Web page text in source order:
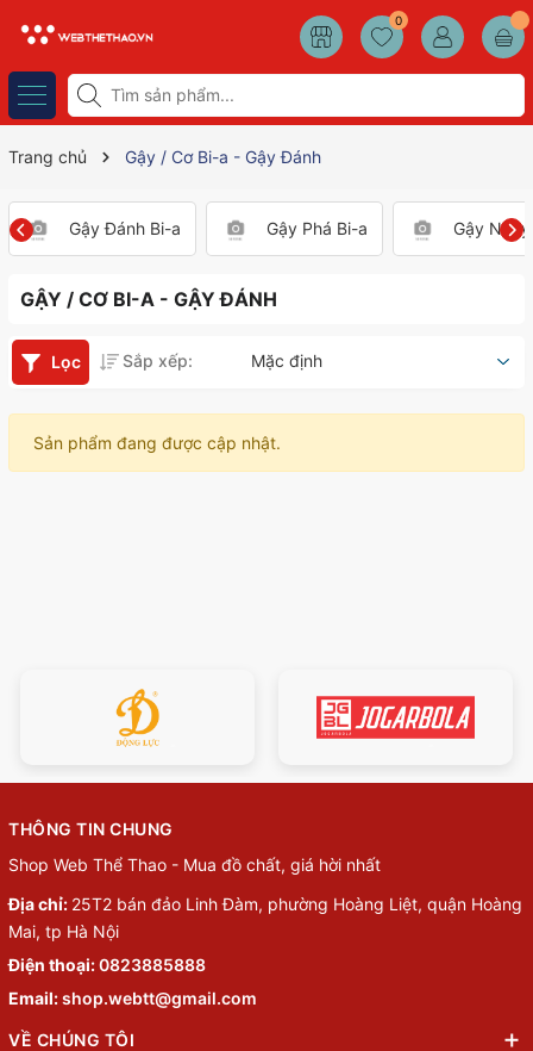
0
Trang chủ Gậy / Cơ Bi-a - Gậy Đánh
Gậy Đánh Bi-a Gậy Phá Bi-a Gậy
GẬY / CƠ BI-A - GẬY ĐÁNH
Lọc Sắp xếp: Mặc định
Sản phẩm đang được cập nhật.
THÔNG TIN CHUNG
Shop Web Thể Thao - Mua đồ chất, giá hời nhất
Địa chỉ: 25T2 bán đảo Linh Đàm, phường Hoàng Liệt, quận Hoàng
Mai, tp Hà Nội
Điện thoại:0823885888
Email:shop.webtt@gmail.com
VỀ CHÚNG TÔI